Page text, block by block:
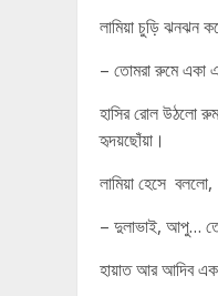
লামিয়া চুড়ি ঝনঝন
– তোমরা রুমে একা
হাসির রোল উঠলো
হৃদয়ছোঁয়া।
লামিয়া হেসে বললো,
– দুলাভাই, আপু…
হায়াত আর আদিব